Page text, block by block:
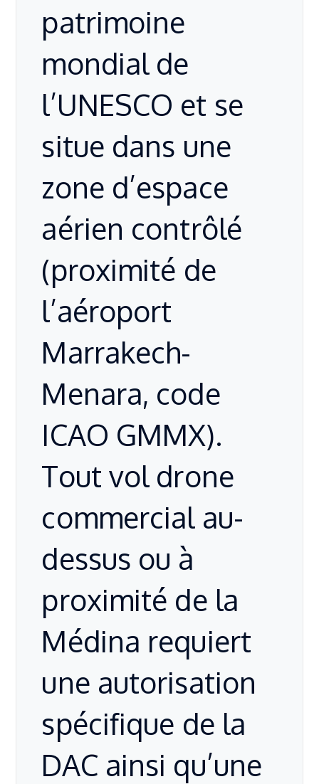
patrimoine
mondial de
l’UNESCO et se
situe dans une
zone d’espace
aérien contrôlé
(proximité de
l’aéroport
Marrakech-
Menara, code
ICAO GMMX).
Tout vol drone
commercial au-
dessus ou à
proximité de la
Médina requiert
une autorisation
spécifique de la
DAC ainsi qu’une